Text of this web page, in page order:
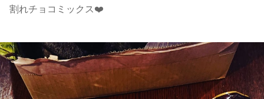
割れチョコミックス❤️